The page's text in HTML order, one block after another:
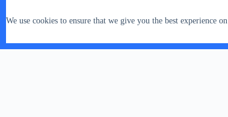
We use cookies to ensure that we give you the best experience